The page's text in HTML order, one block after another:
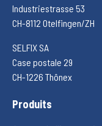
Industriestrasse 53
CH-8112 Otelfingen/ZH
SELFIX SA
Case postale 29
CH-1226 Thônex
Produits